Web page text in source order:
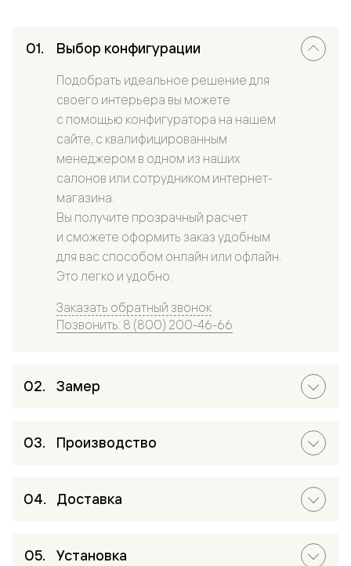
Выбор конфигурации
Подобрать идеальное решение для
своего интерьера вы можете
с помощью конфигуратора на нашем
сайте, с квалифицированным
менеджером в одном из наших
салонов или сотрудником интернет-
магазина.
Вы получите прозрачный расчет
и сможете оформить заказ удобным
для вас способом онлайн или офлайн.
Это легко и удобно.
Заказать обратный звонок
Позвонить: 8 (800) 200-46-66
Замер
Производство
Доставка
Установка